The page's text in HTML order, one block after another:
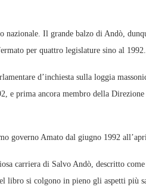
nazionale. Il grande balzo di Andò,
per quattro legislature sino al 1992.
d’inchiesta sulla loggia
e prima ancora membro della
governo Amato dal giugno 1992
carriera di Salvo Andò, descritto
libro si colgono in pieno gli aspetti più